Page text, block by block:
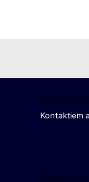
Sazinieties
Kontaktiem
Related sites